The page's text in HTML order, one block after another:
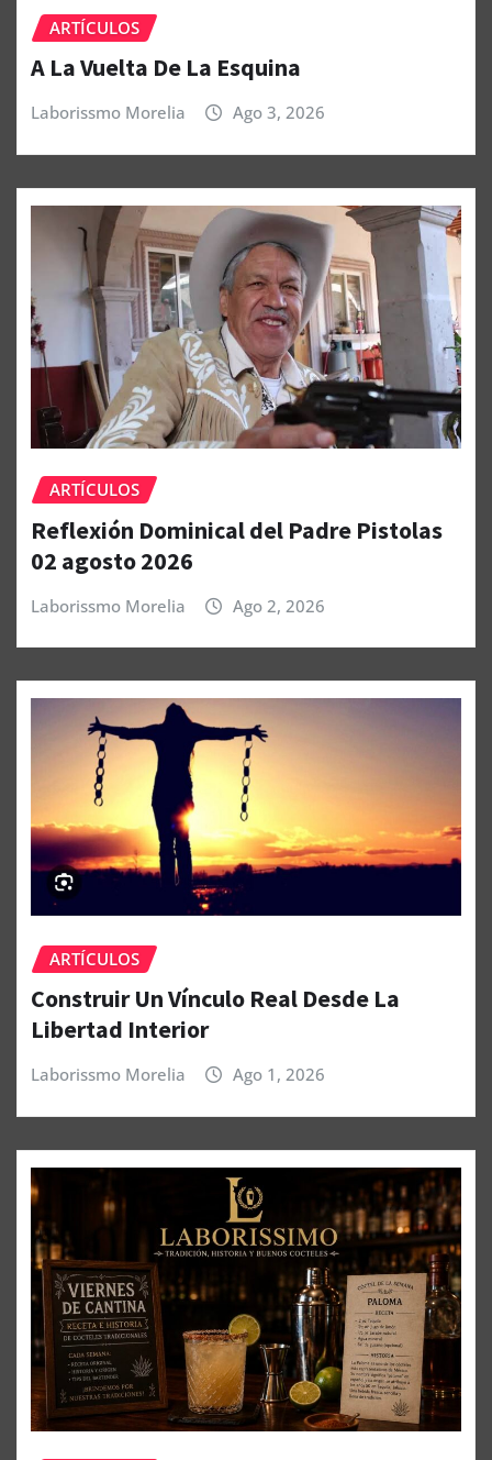
ARTÍCULOS
A La Vuelta De La Esquina
Laborissmo Morelia Ago 3, 2026
ARTÍCULOS
Reflexión Dominical del Padre Pistolas
02 agosto 2026
Laborissmo Morelia Ago 2, 2026
ARTÍCULOS
Construir Un Vínculo Real Desde La
Libertad Interior
Laborissmo Morelia Ago 1, 2026